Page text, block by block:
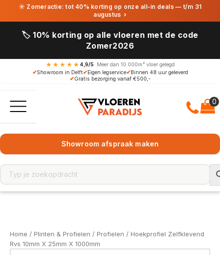
☀ Zomeractie: tot 40% korting op onze all-in deals — t/m 31
augustus ›
🏷️ 10% korting op alle vloeren met de code
Zomer2026
★★★★★ 4,9/5· Meer dan 10.000m² vloer gelegd
✔Showroom in Delft✔Eigen legservice✔Binnen 48 uur geleverd
✔Gratis bezorging vanaf €500,-
Showroom afspraak maken
Home / Plinten & Profielen / Profielen / Hoekprofiel Zelfklevend
Rvs 10mm X 25mm X 1000mm